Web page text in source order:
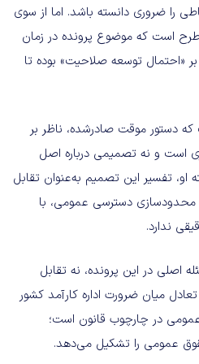
را ضروری دانسته باشد. اما از سوی
است که موضوع پرونده در زمان
«احتمال توسعه صلاحیت» بوده تا
که دستور موقت صادرشده، ناظر بر
است و نه تصمیمی درباره اصل
او، تفسیر این تصمیم به‌عنوان تقابل
محدودسازی دسترسی عمومی، با
ندارد.
اصلی در این پرونده، نه تقابل
میان ضرورت اداره کارآمد کشور
در چارچوب قانون است؛
عمومی را تشکیل می‌دهد.